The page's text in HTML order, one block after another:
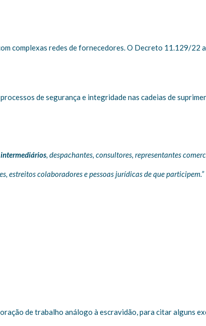
complexas redes de fornecedores. O Decreto 11.129/22
de segurança e integridade nas cadeias de
intermediários, despachantes, consultores, representantes
estreitos colaboradores e pessoas jurídicas de que participem.”
de trabalho análogo à escravidão, para citar alguns